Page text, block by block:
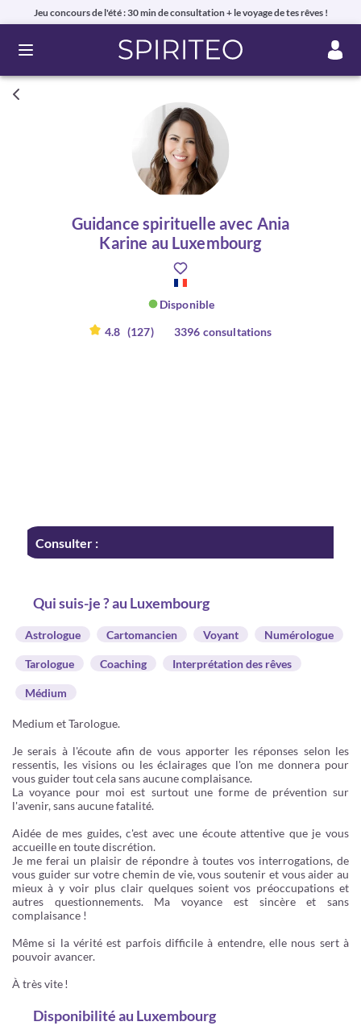
Jeu concours de l'été : 30 min de consultation + le voyage de tes rêves !
Ouvrir le menu
Guidance spirituelle avec Ania
Karine au Luxembourg
Disponible
4.8 (127) 3396 consultations
Consulter :
Qui suis-je ? au Luxembourg
Astrologue Cartomancien Voyant Numérologue
Tarologue Coaching Interprétation des rêves
Médium
Medium et Tarologue.
Je serais à l'écoute afin de vous apporter les réponses selon les
ressentis, les visions ou les éclairages que l'on me donnera pour
vous guider tout cela sans aucune complaisance.
La voyance pour moi est surtout une forme de prévention sur
l'avenir, sans aucune fatalité.
Aidée de mes guides, c'est avec une écoute attentive que je vous
accueille en toute discrétion.
Je me ferai un plaisir de répondre à toutes vos interrogations, de
vous guider sur votre chemin de vie, vous soutenir et vous aider au
mieux à y voir plus clair quelques soient vos préoccupations et
autres questionnements. Ma voyance est sincère et sans
complaisance !
Même si la vérité est parfois difficile à entendre, elle nous sert à
pouvoir avancer.
À très vite !
Disponibilitéau Luxembourg